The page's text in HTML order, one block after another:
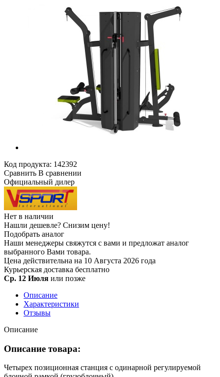
Код продукта: 142392
Сравнить В сравнении
Официальный дилер
Нет в наличии
Нашли дешевле? Снизим цену!
Подобрать аналог
Наши менеджеры свяжутся с вами и предложат аналог
выбранного Вами товара.
Цена действительна на 10 Августа 2026 года
Курьерская доставка бесплатно
Ср. 12 Июля или позже
Описание
Характеристики
Отзывы
Описание
Описание товара:
Четырех позиционная станция с одинарной регулируемой